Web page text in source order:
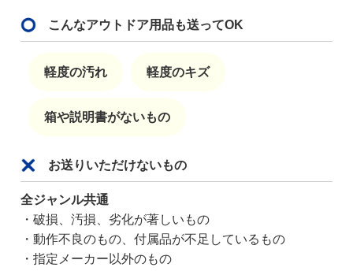
こんなアウトドア用品も送ってOK
軽度の汚れ 軽度のキズ
箱や説明書がないもの
お送りいただけないもの
全ジャンル共通
・破損、汚損、劣化が著しいもの
・動作不良のもの、付属品が不足しているもの
・指定メーカー以外のもの